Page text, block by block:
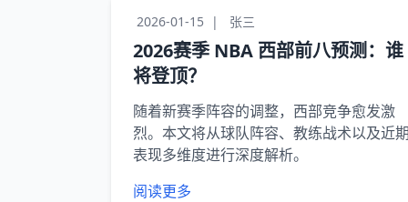
2026-01-15 | 张三
2026赛季 NBA 西部前八预测：谁
将登顶？
随着新赛季阵容的调整，西部竞争愈发激
烈。本文将从球队阵容、教练战术以及近
表现多维度进行深度解析。
阅读更多